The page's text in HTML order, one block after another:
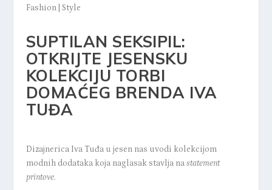
Fashion| Style
SUPTILAN SEKSIPIL:
OTKRIJTE JESENSKU
KOLEKCIJU TORBI
DOMAĆEG BRENDA IVA
TUĐA
Dizajnerica Iva Tuđa u jesen nas uvodi kolekcijom
modnih dodataka koja naglasak stavlja nastatement
printove.